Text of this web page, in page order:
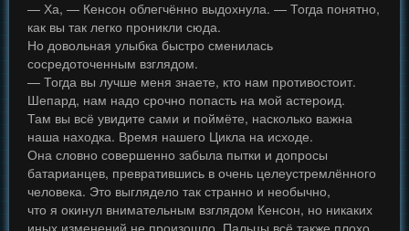
— Ха, — Кенсон облегчённо выдохнула. — Тогда понятно,
как вы так легко проникли сюда.
Но довольная улыбка быстро сменилась
сосредоточенным взглядом.
— Тогда вы лучше меня знаете, кто нам противостоит.
Шепард, нам надо срочно попасть на мой астероид.
Там вы всё увидите сами и поймёте, насколько важна
наша находка. Время нашего Цикла на исходе.
Она словно совершенно забыла пытки и допросы
батарианцев, превратившись в очень целеустремлённого
человека. Это выглядело так странно и необычно,
что я окинул внимательным взглядом Кенсон, но никаких